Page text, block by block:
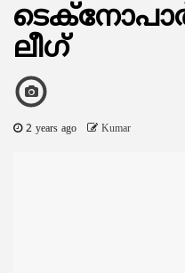
ലീഗ്
2 years ago Kumar